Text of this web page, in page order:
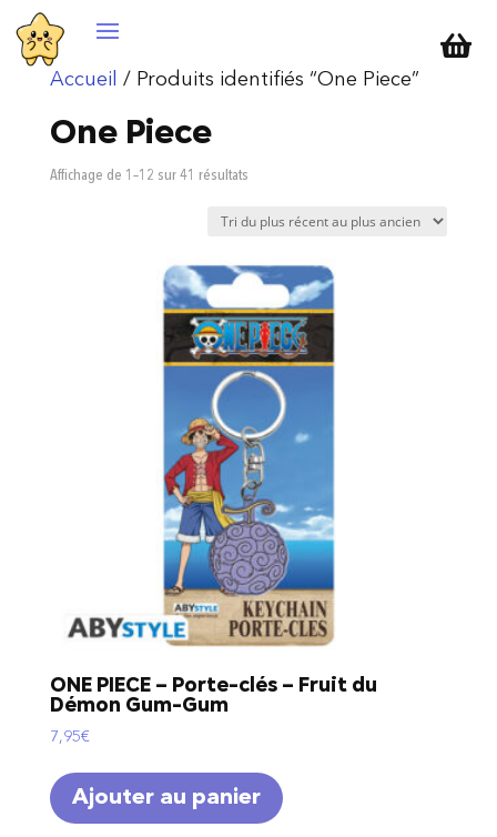

Accueil / Produits identifiés “One Piece”
One Piece
Affichage de 1–12 sur 41 résultatsTrié
récent
plus
ancien
ONE PIECE – Porte-clés – Fruit du
Démon Gum-Gum
7,95€
Ajouter au panier